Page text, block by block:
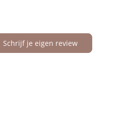
Schrijf je eigen review